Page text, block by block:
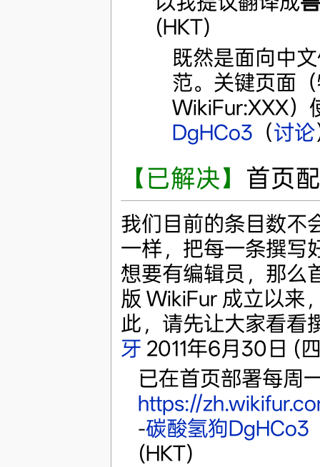
(HKT)
既然是面向中
范。关键页面
WikiFur:XXX）
DgHCo3 （讨论
【已解决】 首页
我们目前的条目数不
一样，把每一条撰写
想要有编辑员，那么
版 WikiFur 成立以来
此，请先让大家看看
牙 2011年6月30日 (
已在首页部署每周
https://
-碳酸氢狗DgHCo3
(HKT)